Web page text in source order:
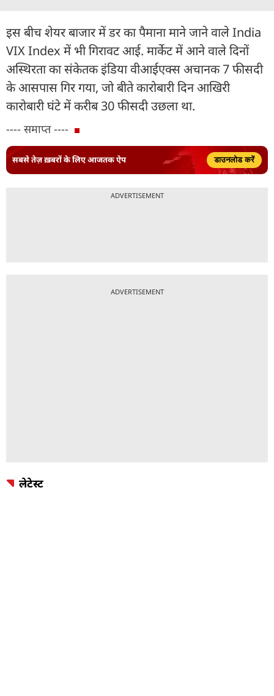
इस बीच शेयर बाजार में डर का पैमाना माने जाने वाले India
VIX Index में भी गिरावट आई. मार्केट में आने वाले दिनों
अस्थिरता का संकेतक इंडिया वीआईएक्स अचानक 7 फीसदी
के आसपास गिर गया, जो बीते कारोबारी दिन आखिरी
कारोबारी घंटे में करीब 30 फीसदी उछला था.
---- समाप्त ----
सबसे तेज़ ख़बरों के लिए आजतक ऐप डाउनलोड करें
ADVERTISEMENT
ADVERTISEMENT
लेटेस्ट